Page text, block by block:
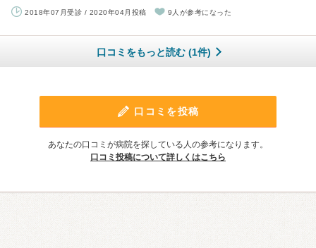
2018年07月受診 / 2020年04月投稿 9人が参考になった
口コミをもっと読む (1件)
口コミを投稿
あなたの口コミが病院を探している人の参考になります。
口コミ投稿について詳しくはこちら